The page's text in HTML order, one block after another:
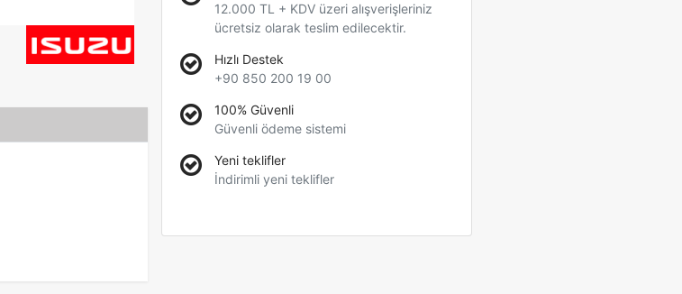
12.000 TL + KDV üzeri alışverişleriniz
ücretsiz olarak teslim edilecektir.
Hızlı Destek
+90 850 200 19 00
100% Güvenli
Güvenli ödeme sistemi
Yeni teklifler
İndirimli yeni teklifler